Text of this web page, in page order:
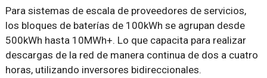
Para sistemas de escala de proveedores de servicios,
los bloques de baterías de 100kWh se agrupan desde
500kWh hasta 10MWh+. Lo que capacita para realizar
descargas de la red de manera continua de dos a cuatro
horas, utilizando inversores bidireccionales.